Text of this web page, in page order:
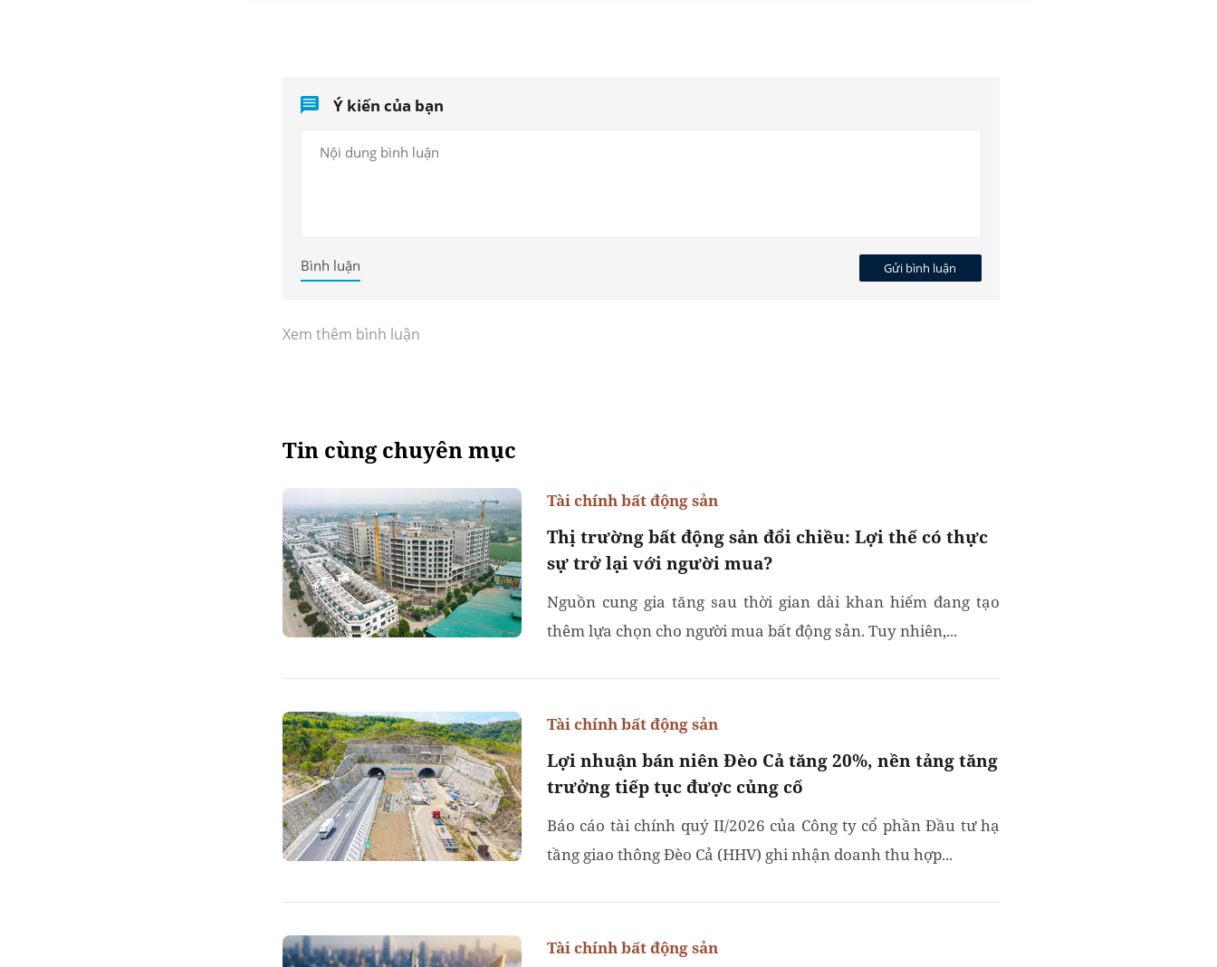
Ý kiến của bạn
Gửi bình luận
Bình luận
Xem thêm bình luận
Tin cùng chuyên mục
Thị trường bất động sản đổi chiều: Lợi thế có thực
sự trở lại với người mua?
Tài chính bất động sản
Nguồn cung gia tăng sau thời gian dài khan hiếm đang tạo
thêm lựa chọn cho người mua bất động sản. Tuy nhiên,...
Lợi nhuận bán niên Đèo Cả tăng 20%, nền tảng tăng
trưởng tiếp tục được củng cố
Tài chính bất động sản
Báo cáo tài chính quý II/2026 của Công ty cổ phần Đầu tư hạ
tầng giao thông Đèo Cả (HHV) ghi nhận doanh thu hợp...
Tài chính bất động sản